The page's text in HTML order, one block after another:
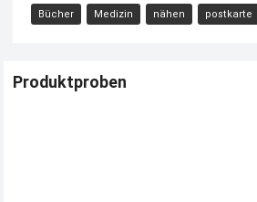
Bücher Medizin nähen postkarte
Produktproben